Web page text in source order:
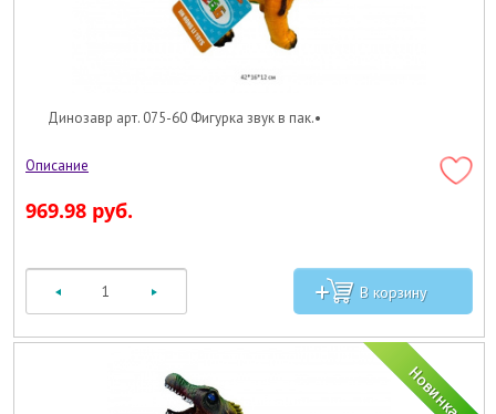
Динозавр арт. 075-60 Фигурка звук в пак.•
969.98 руб.